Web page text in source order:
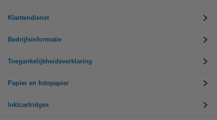
Klantendienst
Bedrijfsinformatie
Toegankelijkheidsverklaring
Papier en fotopapier
Inktcartridges